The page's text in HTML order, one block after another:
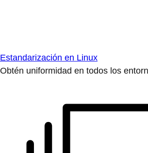
Estandarización en Linux
Obtén uniformidad en todos los